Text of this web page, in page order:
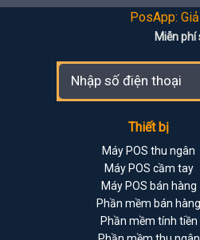
PosApp:
Miễn
Thiết bị
Máy POS thu ngân
Máy POS cầm tay
Máy POS bán hàng
Phần mềm bán hàng
Phần mềm tính tiền